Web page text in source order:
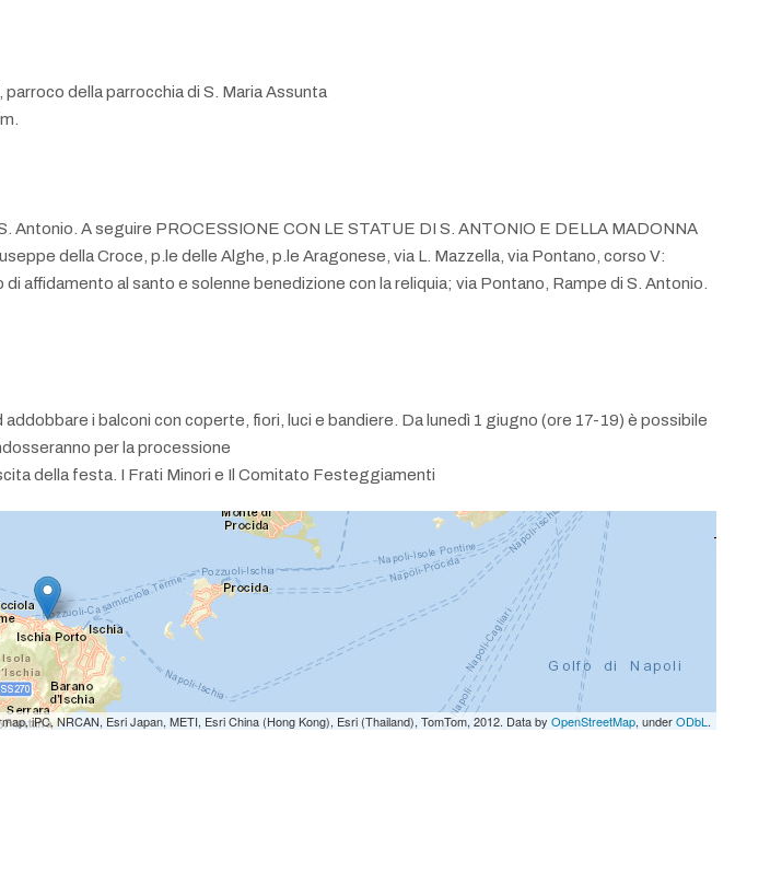
della parrocchia di S. Maria Assunta
A seguire PROCESSIONE CON LE STATUE DI S. ANTONIO E DELLA MADONNA
della Croce, p.le delle Alghe, p.le Aragonese, via L. Mazzella, via Pontano, corso V:
affidamento al santo e solenne benedizione con la reliquia; via Pontano, Rampe di S. Antonio.
i balconi con coperte, fiori, luci e bandiere. Da lunedì 1 giugno (ore 17-19) è possibile
per la processione
della festa. I Frati Minori e Il Comitato Festeggiamenti
iPC, NRCAN, Esri Japan, METI, Esri China (Hong Kong), Esri (Thailand), TomTom, 2012. Data by OpenStreetMap, underODbL.